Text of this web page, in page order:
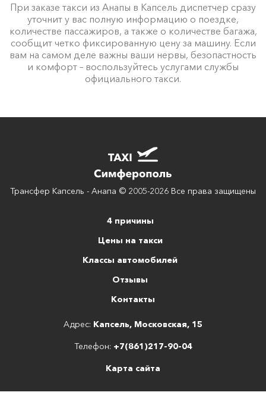
При заказе такси из Анапы в Капсель диспетчер сразу
уточнит у вас полную информацию о поездке,
количестве пассажиров, а также о количестве багажа,
сообщит четко фиксированную цену за машину. Если
вам на самом деле важны ваши нервы, безопастность
и комфорт – воспользуйтесь услугами службы
официального такси.
Трансфер Капсель - Анапа © 2005-2026 Все права защищены
4 причины
Цены на такси
Классы автомобилей
Отзывы
Контакты
Адрес: Капсель, Московская, 15
Телефон: +7(861)217-90-04
Карта сайта